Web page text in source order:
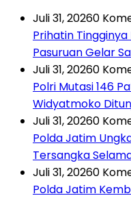
Juli 31, 20260
Prihatin
Pasuruan Gelar
Juli 31, 20260
Polri Mutasi 146
Widyatmoko
Juli 31, 20260
Polda Jatim
Tersangka
Juli 31, 20260
Polda Jatim